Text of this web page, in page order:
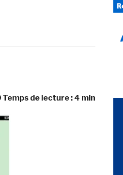
Temps de lecture : 4 min